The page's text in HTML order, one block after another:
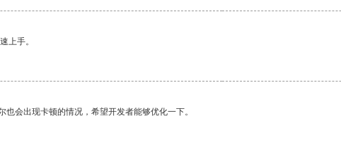
上手。
会出现卡顿的情况，希望开发者能够优化一下。